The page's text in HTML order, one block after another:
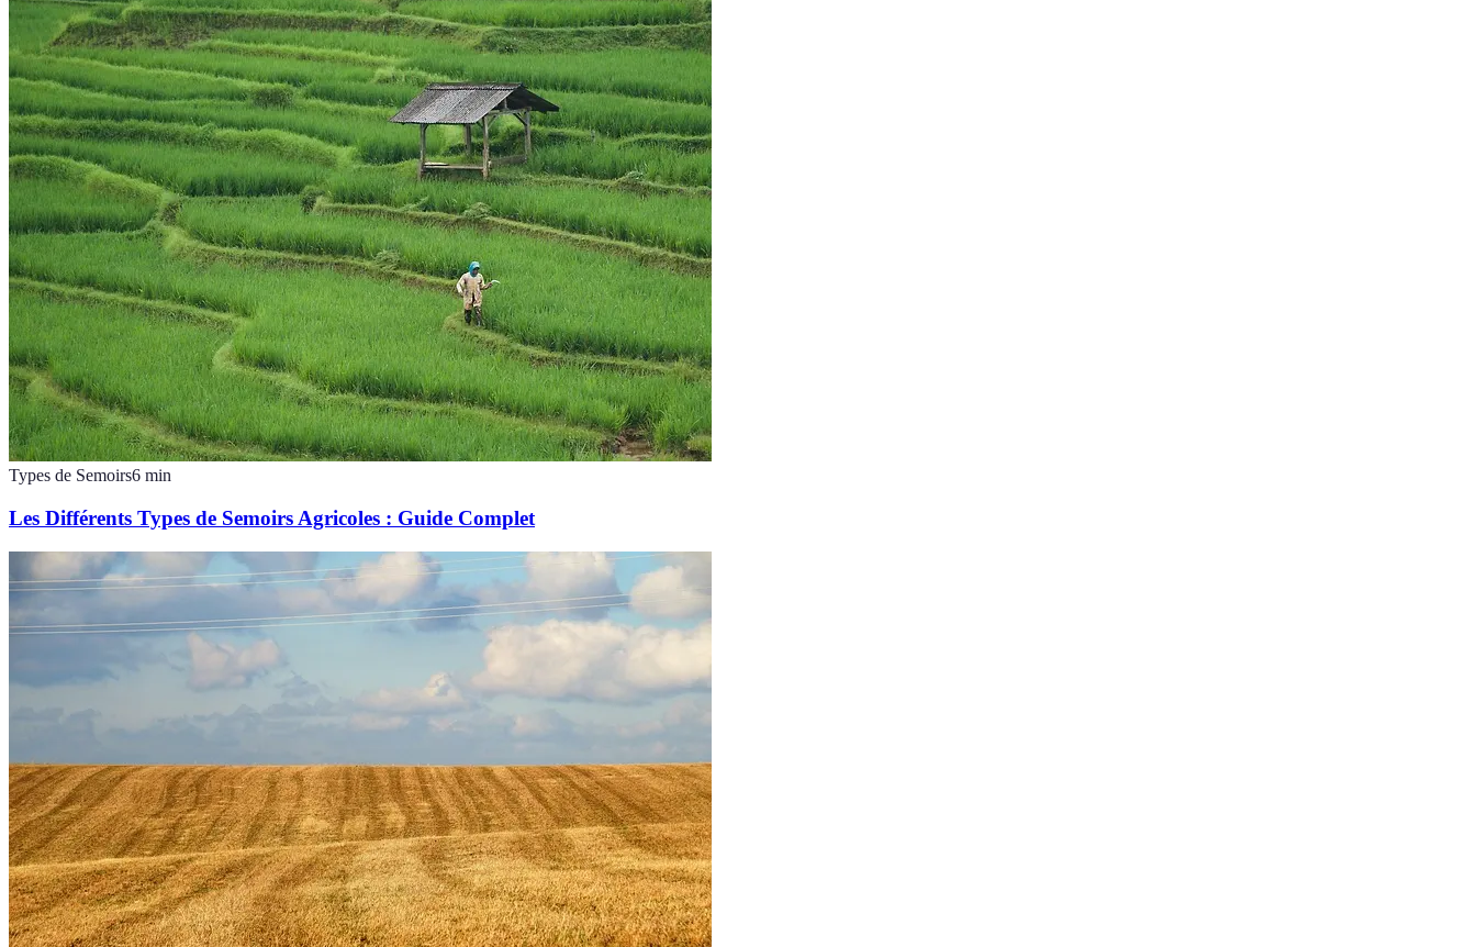
Types de Semoirs6 min
Les Différents Types de Semoirs Agricoles : Guide Complet